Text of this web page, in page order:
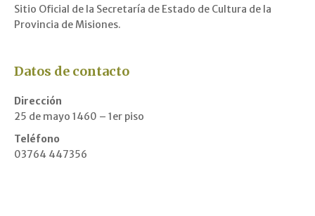
Sitio Oficial de la Secretaría de Estado de Cultura de la
Provincia de Misiones.
Datos de contacto
Dirección
25 de mayo 1460 – 1er piso
Teléfono
03764 447356